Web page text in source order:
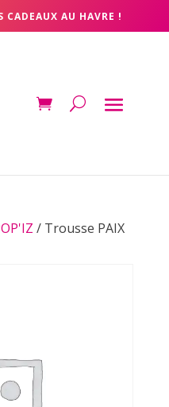
CADEAUX AU HAVRE !
/ Trousse PAIX